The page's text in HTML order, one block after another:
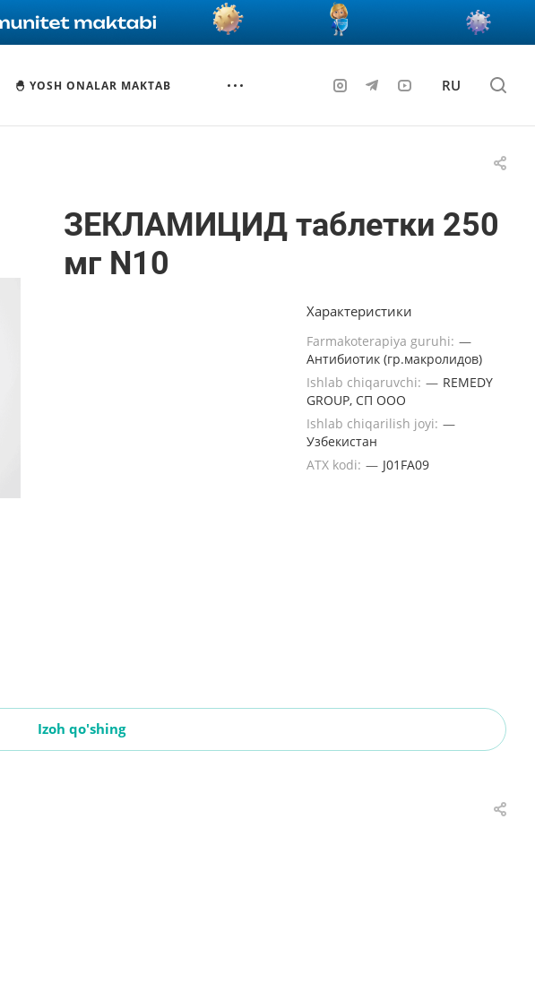
🐣 YOSH ONALAR MAKTAB RU
ЗЕКЛАМИЦИД таблетки 250
мг N10
Характеристики
Farmakoterapiya guruhi: —
Антибиотик (гр.макролидов)
Ishlab chiqaruvchi: — REMEDY
GROUP, СП ООО
Ishlab chiqarilish joyi: —
Узбекистан
ATX kodi: — J01FA09
Izoh qo'shing